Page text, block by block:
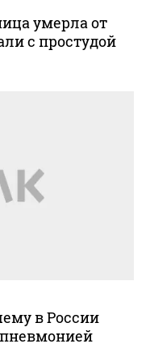
умерла от
с простудой
в России
пневмонией